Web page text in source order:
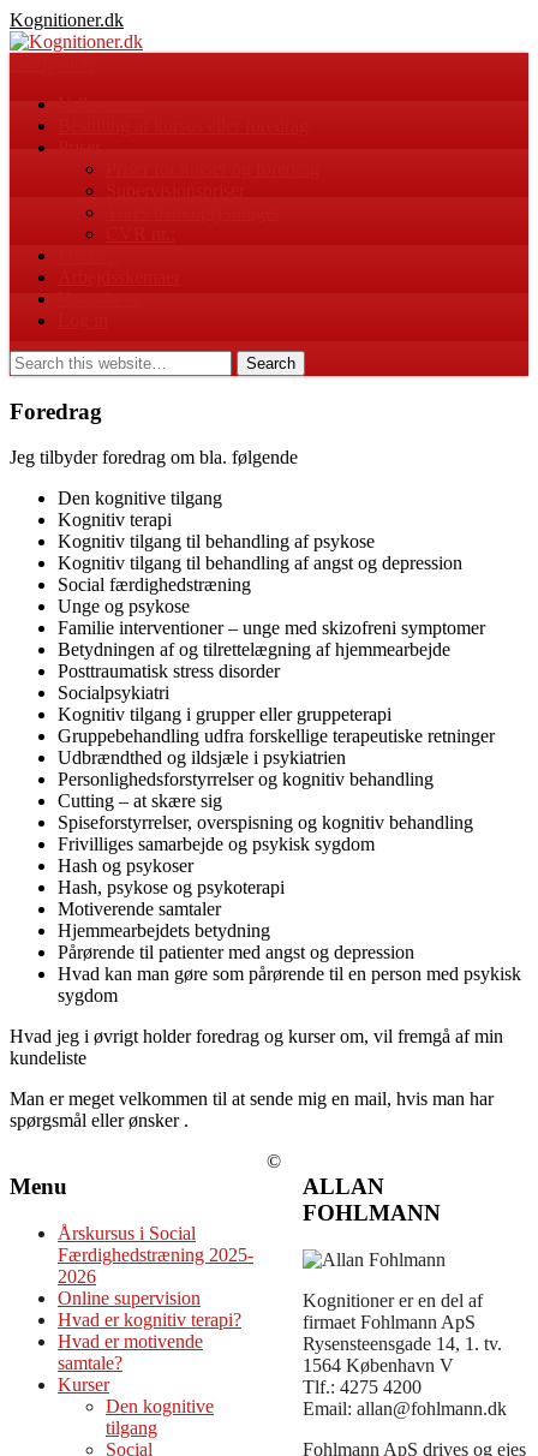
Kognitioner.dk
Foredrag
Jeg tilbyder foredrag om bla. følgende
Den kognitive tilgang
Kognitiv terapi
Kognitiv tilgang til behandling af psykose
Kognitiv tilgang til behandling af angst og depression
Social færdighedstræning
Unge og psykose
Familie interventioner – unge med skizofreni symptomer
Betydningen af og tilrettelægning af hjemmearbejde
Posttraumatisk stress disorder
Socialpsykiatri
Kognitiv tilgang i grupper eller gruppeterapi
Gruppebehandling udfra forskellige terapeutiske retninger
Udbrændthed og ildsjæle i psykiatrien
Personlighedsforstyrrelser og kognitiv behandling
Cutting – at skære sig
Spiseforstyrrelser, overspisning og kognitiv behandling
Frivilliges samarbejde og psykisk sygdom
Hash og psykoser
Hash, psykose og psykoterapi
Motiverende samtaler
Hjemmearbejdets betydning
Pårørende til patienter med angst og depression
Hvad kan man gøre som pårørende til en person med psykisk
sygdom
Hvad jeg i øvrigt holder foredrag og kurser om, vil fremgå af min
kundeliste
Man er meget velkommen til at sende mig en mail, hvis man har
spørgsmål eller ønsker .
Menu
Årskursus i Social
Færdighedstræning 2025-
2026
Online supervision
Hvad er kognitiv terapi?
Hvad er motivende
samtale?
Kurser
Den kognitive
tilgang
Social
ALLAN
FOHLMANN
Kognitioner er en del af
firmaet Fohlmann ApS
Rysensteensgade 14, 1. tv.
1564 København V
Tlf.: 4275 4200
Email: allan@fohlmann.dk
Fohlmann ApS drives og ejes
©